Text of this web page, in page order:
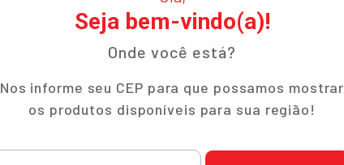
Seja bem-vindo(a)!
Onde você está?
Nos informe seu CEP para que possamos mostrar
os produtos disponíveis para sua região!